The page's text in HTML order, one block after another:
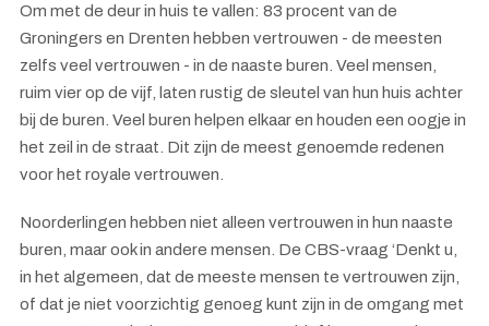
Om met de deur in huis te vallen: 83 procent van de
Groningers en Drenten hebben vertrouwen - de meesten
zelfs veel vertrouwen - in de naaste buren. Veel mensen,
ruim vier op de vijf, laten rustig de sleutel van hun huis achter
bij de buren. Veel buren helpen elkaar en houden een oogje in
het zeil in de straat. Dit zijn de meest genoemde redenen
voor het royale vertrouwen.
Noorderlingen hebben niet alleen vertrouwen in hun naaste
buren, maar ook in andere mensen. De CBS-vraag ‘Denkt u,
in het algemeen, dat de meeste mensen te vertrouwen zijn,
of dat je niet voorzichtig genoeg kunt zijn in de omgang met